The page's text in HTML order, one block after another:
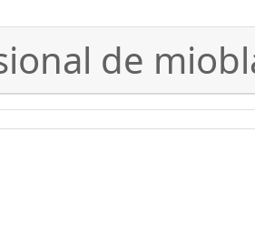
de